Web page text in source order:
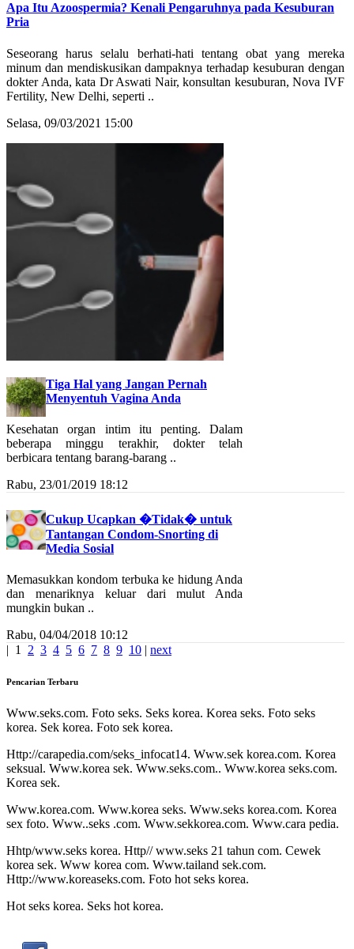
Apa Itu Azoospermia? Kenali Pengaruhnya pada Kesuburan
Pria
Seseorang harus selalu berhati-hati tentang obat yang mereka
minum dan mendiskusikan dampaknya terhadap kesuburan dengan
dokter Anda, kata Dr Aswati Nair, konsultan kesuburan, Nova IVF
Fertility, New Delhi, seperti ..
Selasa, 09/03/2021 15:00
Tiga Hal yang Jangan Pernah
Menyentuh Vagina Anda
Kesehatan organ intim itu penting. Dalam
beberapa minggu terakhir, dokter telah
berbicara tentang barang-barang ..
Rabu, 23/01/2019 18:12
Cukup Ucapkan �Tidak� untuk
Tantangan Condom-Snorting di
Media Sosial
Memasukkan kondom terbuka ke hidung Anda
dan menariknya keluar dari mulut Anda
mungkin bukan ..
Rabu, 04/04/2018 10:12
| 1 2 3 4 5 6 7 8 9 10 | next
Pencarian Terbaru
Www.seks.com. Foto seks. Seks korea. Korea seks. Foto seks
korea. Sek korea. Foto sek korea.
Http://carapedia.com/seks_infocat14. Www.sek korea.com. Korea
seksual. Www.korea sek. Www.seks.com.. Www.korea seks.com.
Korea sek.
Www.korea.com. Www.korea seks. Www.seks korea.com. Korea
sex foto. Www..seks .com. Www.sekkorea.com. Www.cara pedia.
Hhtp/www.seks korea. Http// www.seks 21 tahun com. Cewek
korea sek. Www korea com. Www.tailand sek.com.
Http://www.koreaseks.com. Foto hot seks korea.
Hot seks korea. Seks hot korea.